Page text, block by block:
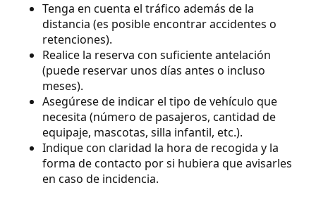
Tenga en cuenta el tráfico además de la
distancia (es posible encontrar accidentes o
retenciones).
Realice la reserva con suficiente antelación
(puede reservar unos días antes o incluso
meses).
Asegúrese de indicar el tipo de vehículo que
necesita (número de pasajeros, cantidad de
equipaje, mascotas, silla infantil, etc.).
Indique con claridad la hora de recogida y la
forma de contacto por si hubiera que avisarles
en caso de incidencia.